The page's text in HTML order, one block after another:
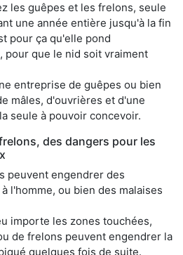
les guêpes et les frelons, seule
une année entière jusqu'à la fin
pour ça qu'elle pond
que le nid soit vraiment
entreprise de guêpes ou bien
mâles, d'ouvrières et d'une
seule à pouvoir concevoir.
des dangers pour les
peuvent engendrer des
l'homme, ou bien des malaises
importe les zones touchées,
de frelons peuvent engendrer la
quelques fois de suite.